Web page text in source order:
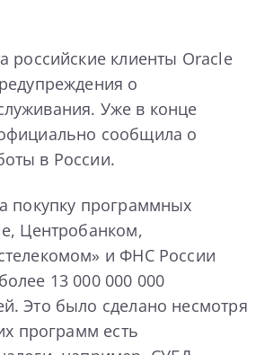
российские клиенты Oracle
о
Уже в конце
сообщила о
в России.
покупку программных
Центробанком,
и ФНС России
13 000 000 000
Это было сделано несмотря
программ есть